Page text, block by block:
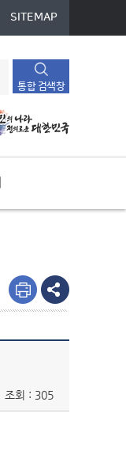
SITEMAP
통합 검색창
조회 : 305